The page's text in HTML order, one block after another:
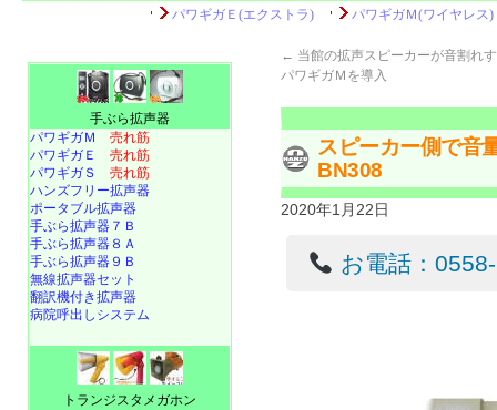
← 当館の拡声スピーカーが音割れ
パワギガＭを導入
スピーカー側で音
BN308
2020年1月22日
お電話：
手ぶら拡声器
パワギガＭ 売れ筋
パワギガＥ 売れ筋
パワギガＳ 売れ筋
ハンズフリー拡声器
ポータブル拡声器
手ぶら拡声器７Ｂ
手ぶら拡声器８Ａ
手ぶら拡声器９Ｂ
無線拡声器セット
翻訳機付き拡声器
病院呼出しシステム
トランジスタメガホン